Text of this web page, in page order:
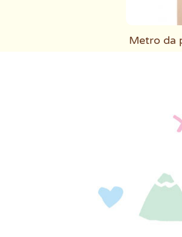
Metro da